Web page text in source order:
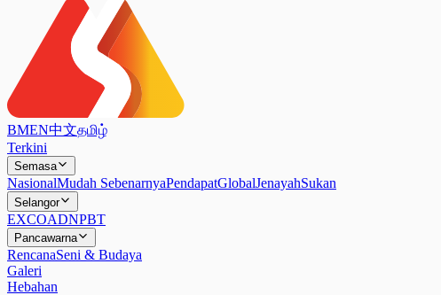
BMEN中文தமிழ்
Terkini
Semasa
NasionalMudah SebenarnyaPendapatGlobalJenayahSukan
Selangor
EXCOADNPBT
Pancawarna
RencanaSeni & Budaya
Galeri
Hebahan